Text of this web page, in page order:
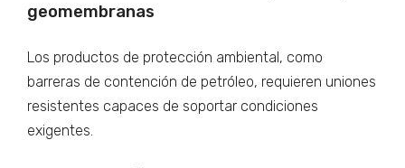
geomembranas
Los productos de protección ambiental, como
barreras de contención de petróleo, requieren uniones
resistentes capaces de soportar condiciones
exigentes.